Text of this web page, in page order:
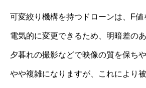
可変絞り機構を持つドローンは、F値
電気的に変更できるため、明暗差の
夕暮れの撮影などで映像の質を保ち
やや複雑になりますが、これにより